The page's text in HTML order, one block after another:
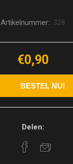
Artikelnummer:: 328
€0,90
Delen: